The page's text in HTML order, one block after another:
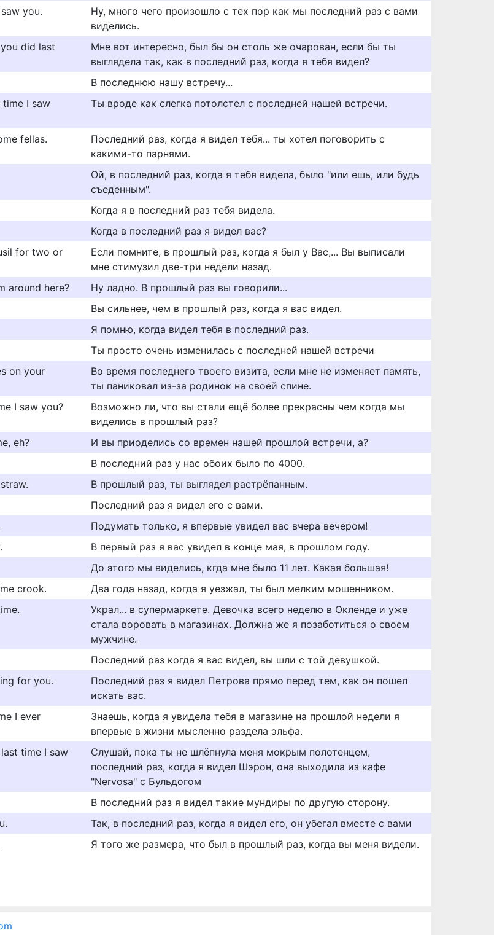
you.
Ну, много чего произошло с тех пор как мы последний раз с вами
виделись.
did last
Мне вот интересно, был бы он столь же очарован, если бы ты
выглядела так, как в последний раз, когда я тебя видел?
В последнюю нашу встречу...
I saw
Ты вроде как слегка потолстел с последней нашей встречи.
fellas.
Последний раз, когда я видел тебя... ты хотел поговорить с
какими-то парнями.
Ой, в последний раз, когда я тебя видела, было "или ешь, или будь
съеденным".
Когда я в последний раз тебя видела.
Когда в последний раз я видел вас?
for two or
Если помните, в прошлый раз, когда я был у Вас,... Вы выписали
мне стимузил две-три недели назад.
around here?
Ну ладно. В прошлый раз вы говорили...
Вы сильнее, чем в прошлый раз, когда я вас видел.
Я помню, когда видел тебя в последний раз.
Ты просто очень изменилась с последней нашей встречи
on your
Во время последнего твоего визита, если мне не изменяет память,
ты паниковал из-за родинок на своей спине.
I saw you?
Возможно ли, что вы стали ещё более прекрасны чем когда мы
виделись в прошлый раз?
eh?
И вы приоделись со времен нашей прошлой встречи, а?
В последний раз у нас обоих было по 4000.
В прошлый раз, ты выглядел растрёпанным.
Последний раз я видел его с вами.
Подумать только, я впервые увидел вас вчера вечером!
В первый раз я вас увидел в конце мая, в прошлом году.
До этого мы виделись, кгда мне было 11 лет. Какая большая!
crook.
Два года назад, когда я уезжал, ты был мелким мошенником.
Украл... в супермаркете. Девочка всего неделю в Окленде и уже
стала воровать в магазинах. Должна же я позаботиться о своем
мужчине.
Последний раз когда я вас видел, вы шли с той девушкой.
for you.
Последний раз я видел Петрова прямо перед тем, как он пошел
искать вас.
I ever
Знаешь, когда я увидела тебя в магазине на прошлой недели я
впервые в жизни мысленно раздела эльфа.
time I saw
Слушай, пока ты не шлёпнула меня мокрым полотенцем,
последний раз, когда я видел Шэрон, она выходила из кафе
"Nervosa" с Бульдогом
В последний раз я видел такие мундиры по другую сторону.
Так, в последний раз, когда я видел его, он убегал вместе с вами
Я того же размера, что был в прошлый раз, когда вы меня видели.